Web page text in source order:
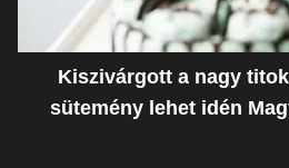
Kiszivárgott a nagy
sütemény lehet idén